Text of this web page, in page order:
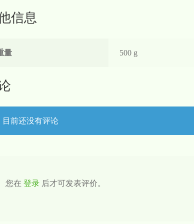
信息
量 500 g
目前还没有评论
您在登录 后才可发表评价。